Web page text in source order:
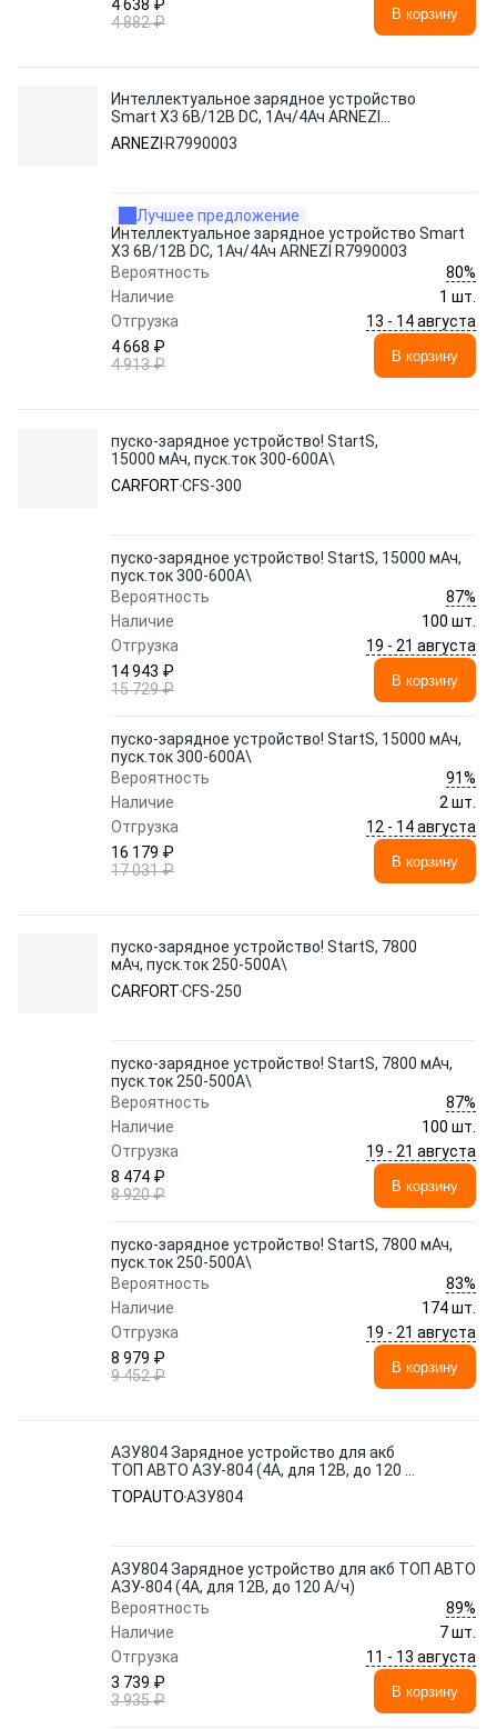
4 638 ₽
4 882 ₽
В корзину
Интеллектуальное зарядное устройство
Smart X3 6В/12В DC, 1Ач/4Ач ARNEZI
R7990003
ARNEZI R7990003
Лучшее предложение
Интеллектуальное зарядное устройство Smart
X3 6В/12В DC, 1Ач/4Ач ARNEZI R7990003
Вероятность
80%
Наличие
1 шт.
Отгрузка
13 - 14 августа
4 668 ₽
4 913 ₽
В корзину
пуско-зарядное устройство! StartS,
15000 мАч, пуск.ток 300-600A\
CARFORTCFS-300
пуско-зарядное устройство! StartS, 15000 мАч,
пуск.ток 300-600A\
Вероятность
87%
Наличие
100 шт.
Отгрузка
19 - 21 августа
14 943 ₽
15 729 ₽
В корзину
пуско-зарядное устройство! StartS, 15000 мАч,
пуск.ток 300-600A\
Вероятность
91%
Наличие
2 шт.
Отгрузка
12 - 14 августа
16 179 ₽
17 031 ₽
В корзину
пуско-зарядное устройство! StartS, 7800
мАч, пуск.ток 250-500A\
CARFORTCFS-250
пуско-зарядное устройство! StartS, 7800 мАч,
пуск.ток 250-500A\
Вероятность
87%
Наличие
100 шт.
Отгрузка
19 - 21 августа
8 474 ₽
8 920 ₽
В корзину
пуско-зарядное устройство! StartS, 7800 мАч,
пуск.ток 250-500A\
Вероятность
83%
Наличие
174 шт.
Отгрузка
19 - 21 августа
8 979 ₽
9 452 ₽
В корзину
АЗУ804 Зарядное устройство для акб
ТОП АВТО АЗУ-804 (4А, для 12В, до 120 А/
ч)
TOPAUTOАЗУ804
АЗУ804 Зарядное устройство для акб ТОП АВТО
АЗУ-804 (4А, для 12В, до 120 А/ч)
Вероятность
89%
Наличие
7 шт.
Отгрузка
11 - 13 августа
3 739 ₽
3 935 ₽
В корзину